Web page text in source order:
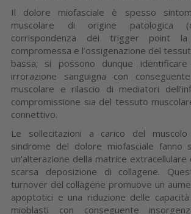
Il dolore miofasciale è spesso
muscolare di origine patologica
corrispondenza dei trigger point la
compromessa e l’ossigenazione del
bassa; si possono dunque
irrorazione sanguigna con
muscolare e rilascio di mediatori
compromissione sia del tessuto
connettivo.
Le sollecitazioni a carico del
sindrome del dolore miofasciale fanno
un’alterazione della matrice
scarsa deposizione di collagene.
turnover del collagene promuove un
apoptotici e una riduzione delle
mioblasti con conseguente